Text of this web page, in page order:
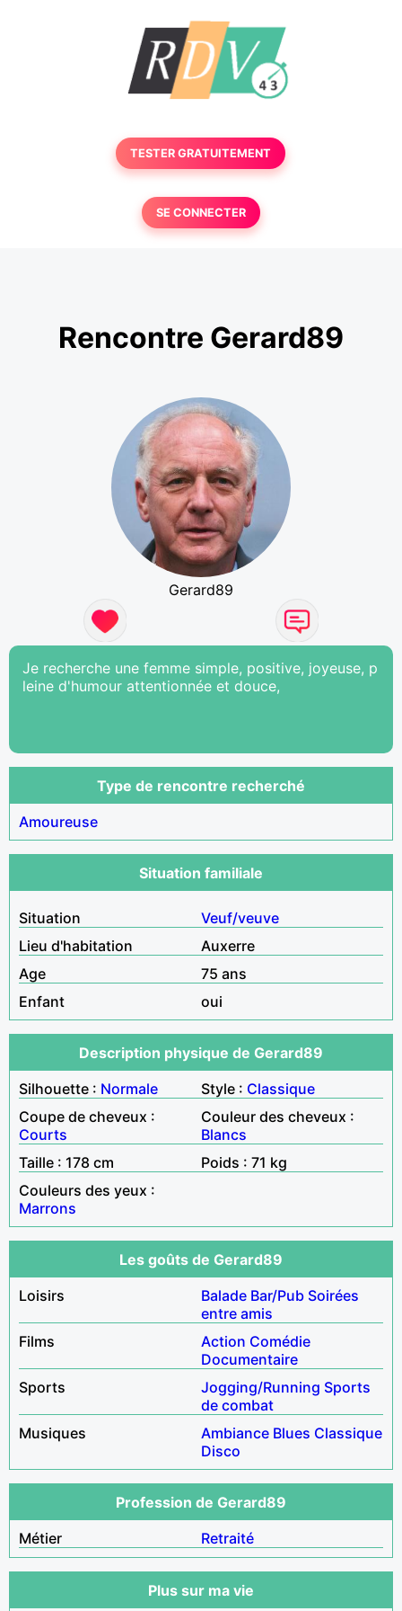
TESTER GRATUITEMENT
SE CONNECTER
Rencontre Gerard89
Gerard89
Je recherche une femme simple, positive, joyeuse, p
leine d'humour attentionnée et douce,
Type de rencontre recherché
Amoureuse
Situation familiale
Situation
Veuf/veuve
Lieu d'habitation
Auxerre
Age
75 ans
Enfant
oui
Description physique de Gerard89
Silhouette : Normale Style : Classique
Coupe de cheveux :
Courts
Couleur des cheveux :
Blancs
Taille : 178 cm
Poids : 71 kg
Couleurs des yeux :
Marrons
Les goûts de Gerard89
Loisirs
Balade Bar/Pub Soirées
entre amis
Films
Action Comédie
Documentaire
Sports
Jogging/Running Sports
de combat
Musiques
Ambiance Blues Classique
Disco
Profession de Gerard89
Métier
Retraité
Plus sur ma vie